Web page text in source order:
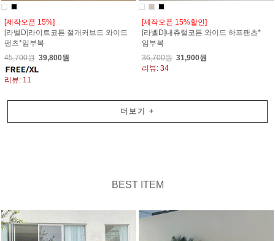
[제작오픈 15%]
[라벨D]라이트코튼 절개커브드 와이드
팬츠*임부복
45,700원 39,800원
리뷰: 11
[제작오픈 15%할인]
[라벨D]내츄럴코튼 와이드 하프팬츠*
임부복
36,700원 31,900원
리뷰: 34
더보기 +
BEST ITEM